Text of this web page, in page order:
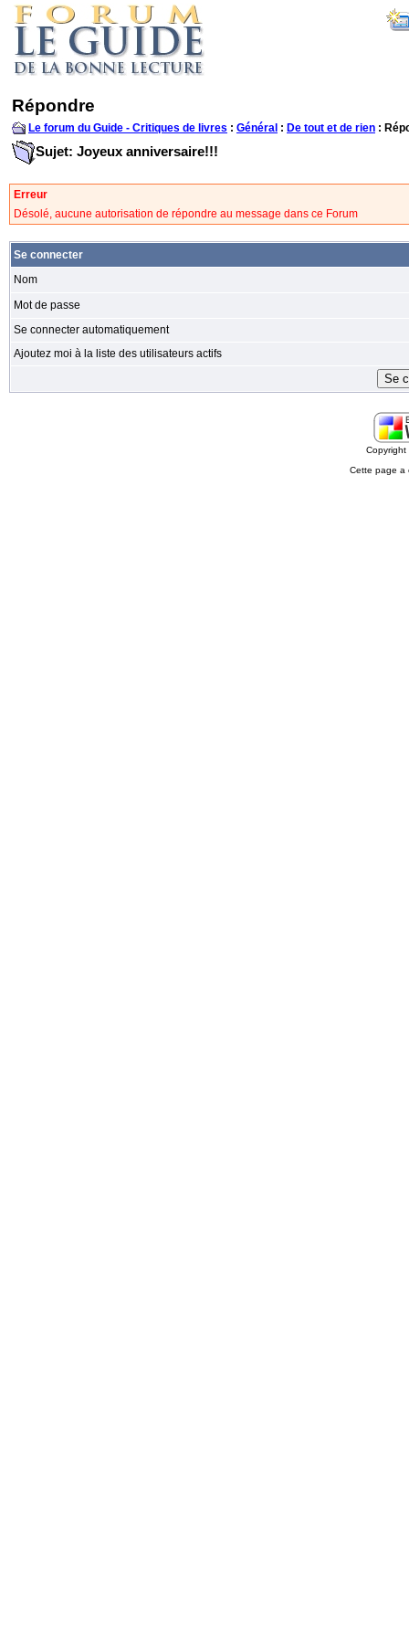
Répondre
Le forum du Guide - Critiques de livres : Général : De tout et de rien :
Sujet: Joyeux anniversaire!!!
Erreur
Désolé, aucune autorisation de répondre au message dans ce Forum
Se connecter
Nom
Mot de passe
Se connecter automatiquement
Ajoutez moi à la liste des utilisateurs actifs
Cette page a